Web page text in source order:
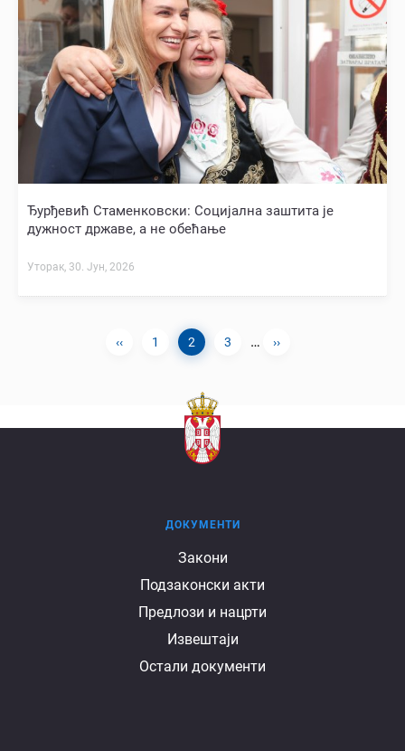
Ђурђевић Стаменковски: Социјална заштита је
дужност државе, а не обећање
Уторак, 30. Јун, 2026
Previous
‹‹ Page
1
Current
2 Page
3 …
Next
››
ДОКУМЕНТИ
Закони
Подзаконски акти
Предлози и нацрти
Извештаји
Остали документи